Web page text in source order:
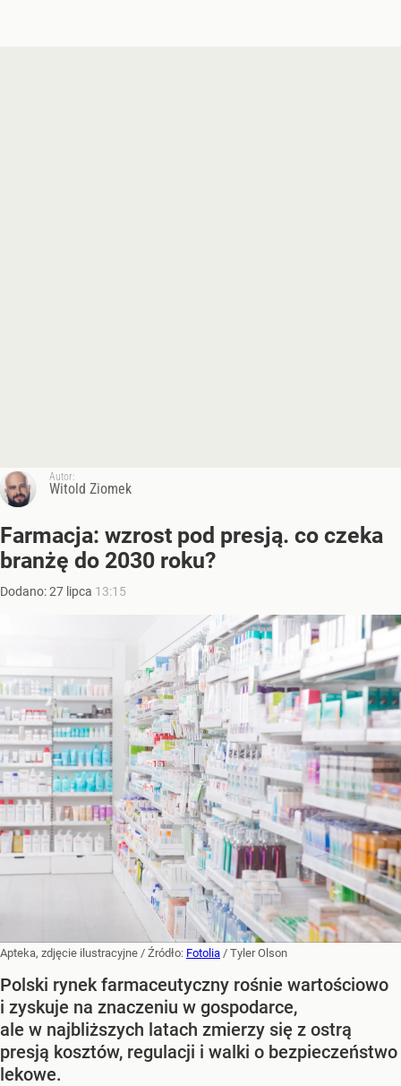
Autor:
Witold Ziomek
Farmacja: wzrost pod presją. co czeka
branżę do 2030 roku?
Dodano:27 lipca 13:15
Apteka, zdjęcie ilustracyjne / Źródło: Fotolia / Tyler Olson
Polski rynek farmaceutyczny rośnie wartościowo
i zyskuje na znaczeniu w gospodarce,
ale w najbliższych latach zmierzy się z ostrą
presją kosztów, regulacji i walki o bezpieczeństwo
lekowe.